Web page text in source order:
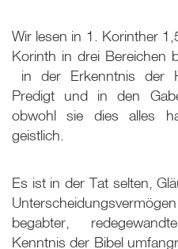
Wir lesen in 1. Korinther
Korinth in drei Bereichen
in der Erkenntnis der
Predigt und in den
obwohl sie dies alles
geistlich.
Es ist in der Tat selten,
begabter,
Kenntnis der Bibel